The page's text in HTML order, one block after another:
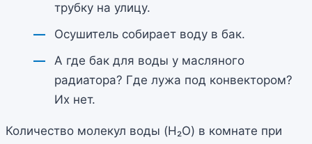
трубку на улицу.
Осушитель собирает воду в бак.
А где бак для воды у масляного
радиатора? Где лужа под конвектором?
Их нет.
Количество молекул воды (H₂O) в комнате при